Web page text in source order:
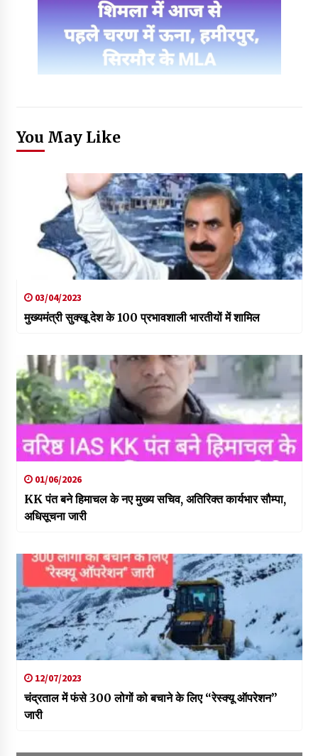
You May Like
03/04/2023
मुख्यमंत्री सुक्खू देश के 100 प्रभावशाली भारतीयों में शामिल
01/06/2026
KK पंत बने हिमाचल के नए मुख्य सचिव, अतिरिक्त कार्यभार सौम्पा,
अधिसूचना जारी
12/07/2023
चंद्रताल में फंसे 300 लोगों को बचाने के लिए “रेस्क्यू ऑपरेशन”
जारी